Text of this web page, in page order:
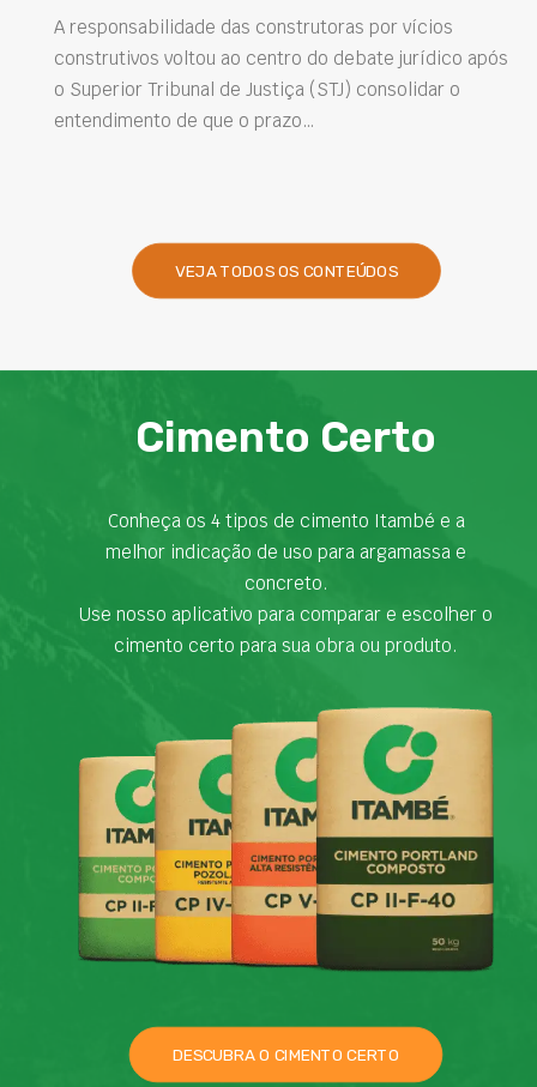
das construtoras por vícios
ao centro do debate jurídico após
de Justiça (STJ) consolidar o
o prazo…
soluções na
Projetar estruturas
intervenções de
VEJA TODOS OS CONTEÚDOS
Cimento Certo
Conheça os 4 tipos de cimento Itambé e a
melhor indicação de uso para argamassa e
concreto.
Use nosso aplicativo para comparar e escolher o
cimento certo para sua obra ou produto.
DESCUBRA O CIMENTO CERTO